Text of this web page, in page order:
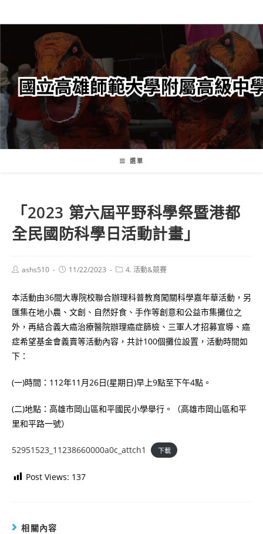
轉
要
內
容
選單
「2023 第六屆平野科學祭暨港都
全民國防科學日活動計畫」
Postashs510
Post11/22/2023
Post4. 活動&競賽
本活動由36間大專院校聯合辦理科普教育闖關科學嘉年華活動，另
匯集在地小農、文創、自然好食、手作等創意和公益市集攤位之
外，再結合義大癌治療醫院辦理癌症篩檢、三軍人才招募宣導、癌
症希望基金會義賣等活動內容，共計100個攤位設置，活動時間如
下：
(一)時間：112年11月26日(星期日)早上9點至下午4點。
(二)地點：高雄市岡山區和平國民小學舉行。（高雄市岡山區和平
里和平路一號）
52951523_11238660000a0c_attch1 下載
Post Views: 137
相關內容